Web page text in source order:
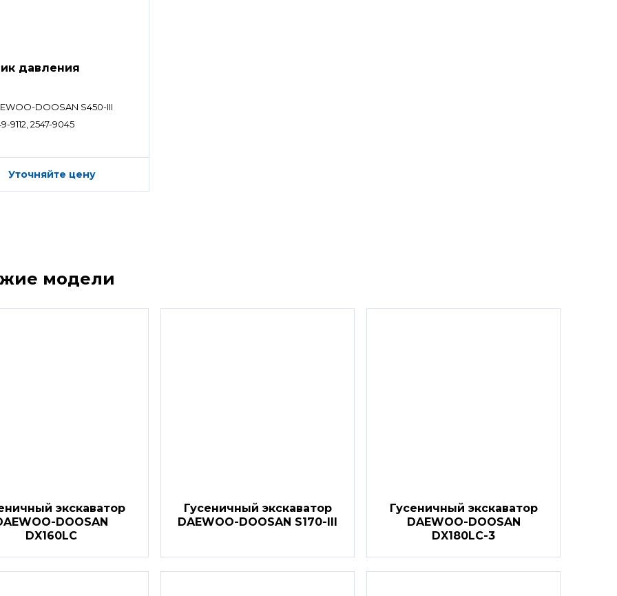
давления
DOOSAN S450-III
9112, 2547-9045
Уточняйте цену
модели
экскаватор
DOOSAN
DX160LC
Гусеничный экскаватор
DAEWOO-DOOSAN S170-III
Гусеничный экскаватор
DAEWOO-DOOSAN
DX180LC-3